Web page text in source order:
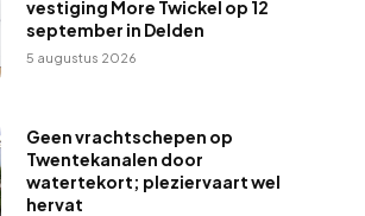
vestiging More Twickel op 12
september in Delden
5 augustus 2026
Geen vrachtschepen op
Twentekanalen door
watertekort; pleziervaart wel
hervat